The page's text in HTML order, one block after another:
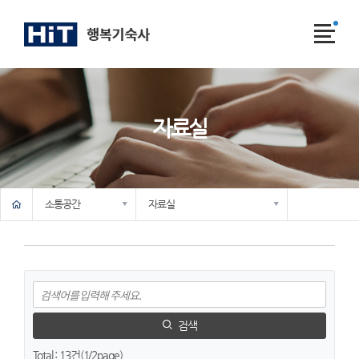
전
메
뉴
자료실
메인
기숙사소개
시설안내
입사/퇴사안내
생활안내
소통공간 공지사항
기숙사 일정
시설물 보수신청
FAQ
자료실
검색
Total : 13건(1/2page)